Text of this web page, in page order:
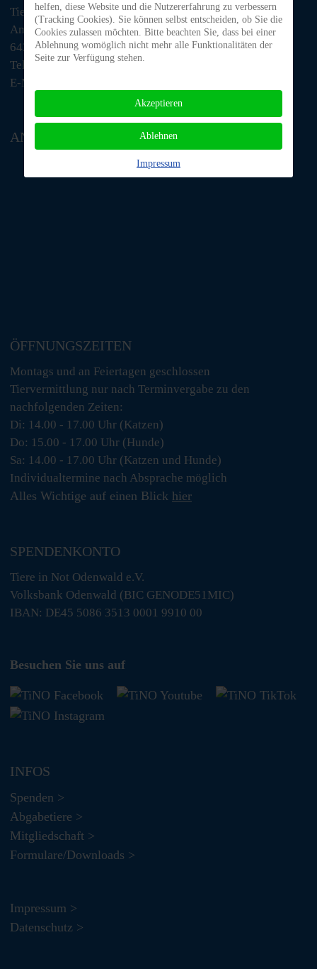
Tiere in Not Odenwald e.V.
Am Morsberg 1
64385 Reichelsheim
Telefon: 06063 / 939 848
E-Mail: tino@tiere-in-not-odenwald.de
ANFAHRT
ÖFFNUNGSZEITEN
Montags und an Feiertagen geschlossen
Tiervermittlung nur nach Terminvergabe zu den
nachfolgenden Zeiten:
Di: 14.00 - 17.00 Uhr (Katzen)
Do: 15.00 - 17.00 Uhr (Hunde)
Sa: 14.00 - 17.00 Uhr (Katzen und Hunde)
Individualtermine nach Absprache möglich
Alles Wichtige auf einen Blick hier
SPENDENKONTO
Tiere in Not Odenwald e.V.
Volksbank Odenwald (BIC GENODE51MIC)
IBAN: DE45 5086 3513 0001 9910 00
Besuchen Sie uns auf
INFOS
Spenden >
Abgabetiere >
Mitgliedschaft >
Formulare/Downloads >
Impressum >
Datenschutz >
helfen, diese Website und die Nutzererfahrung zu verbessern
(Tracking Cookies). Sie können selbst entscheiden, ob Sie die
Cookies zulassen möchten. Bitte beachten Sie, dass bei einer
Ablehnung womöglich nicht mehr alle Funktionalitäten der
Seite zur Verfügung stehen.
Akzeptieren
Ablehnen
Impressum